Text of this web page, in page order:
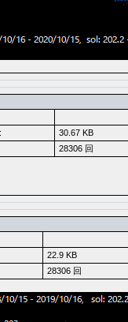
30.67 KB
28306 回
22.9 KB
28306 回